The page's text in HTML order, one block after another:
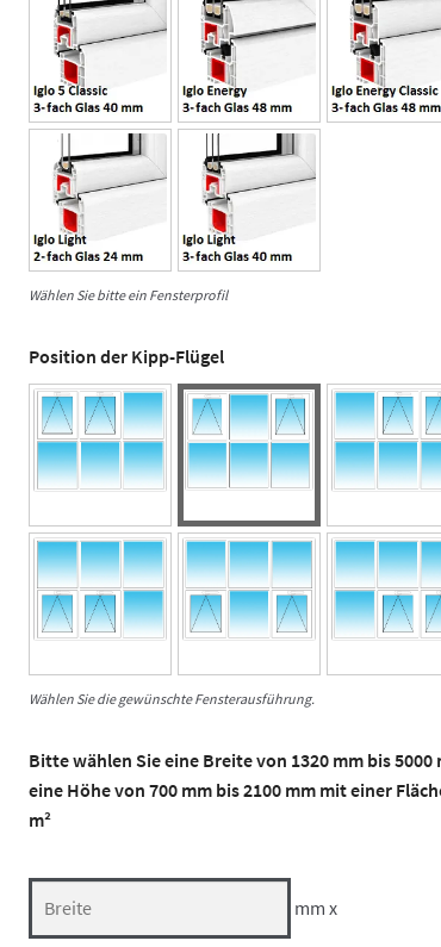
Wählen Sie bitte ein Fensterprofil
Position der Kipp-Flügel
Wählen Sie die gewünschte Fensterausführung.
Bitte wählen Sie eine Breite von 1320 mm bis 5000
eine Höhe von 700 mm bis 2100 mm mit einer
m²
mm x